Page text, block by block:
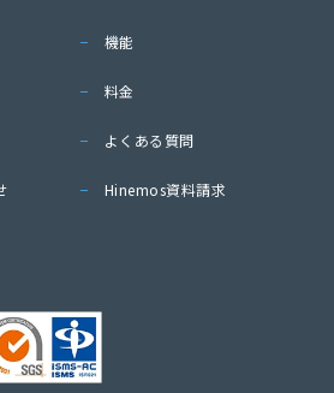
機能
料金
よくある質問
Hinemos資料請求